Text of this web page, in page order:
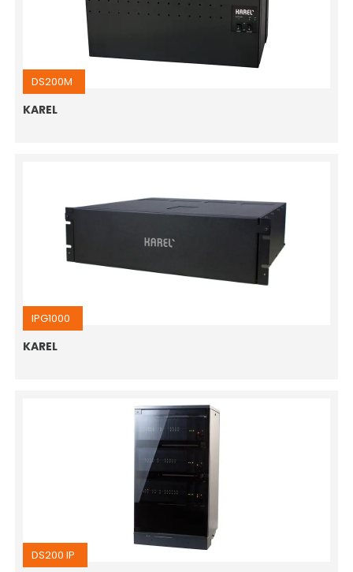
DS200M
KAREL
IPG1000
KAREL
DS200 IP